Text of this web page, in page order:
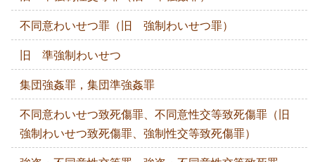
不同意わいせつ罪（旧 強制わいせつ罪）
旧 準強制わいせつ
集団強姦罪，集団準強姦罪
不同意わいせつ致死傷罪、不同意性交等致死傷罪（旧
強制わいせつ致死傷罪、強制性交等致死傷罪）